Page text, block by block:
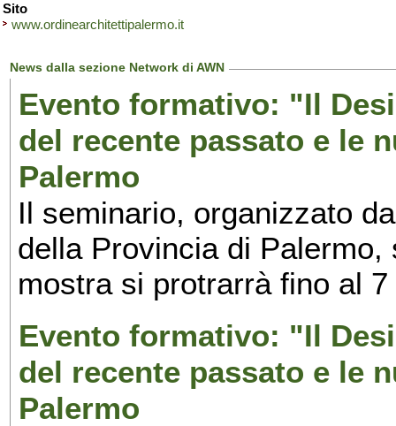
Sito
www.ordinearchitettipalermo.it
News dalla sezione Network di AWN
Evento formativo: "Il
del recente passato e le
Palermo
Il seminario, organizzato
della Provincia di
mostra si protrarrà fino al
Evento formativo: "Il
del recente passato e le
Palermo